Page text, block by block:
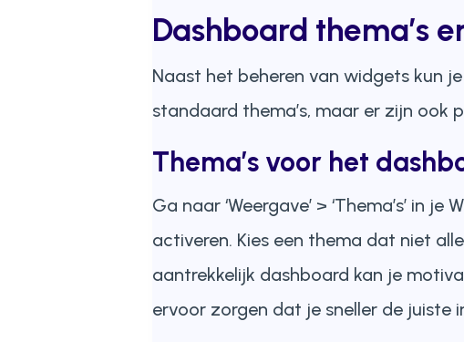
Dashboard thema’s
Naast het beheren van widgets kun
standaard thema’s, maar er zijn ook
Thema’s voor het
Ga naar ‘Weergave’ > ‘Thema’s’ in
activeren. Kies een thema dat niet
aantrekkelijk dashboard kan je
ervoor zorgen dat je sneller de